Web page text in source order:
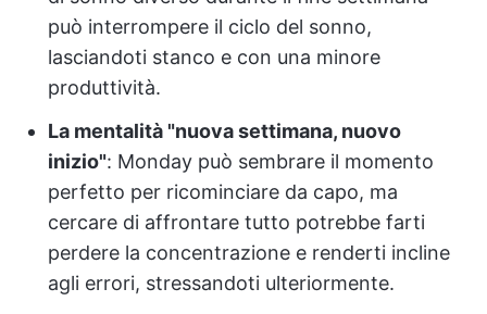
può interrompere il ciclo del sonno,
lasciandoti stanco e con una minore
produttività.
La mentalità "nuova settimana, nuovo
inizio": Monday può sembrare il momento
perfetto per ricominciare da capo, ma
cercare di affrontare tutto potrebbe farti
perdere la concentrazione e renderti incline
agli errori, stressandoti ulteriormente.